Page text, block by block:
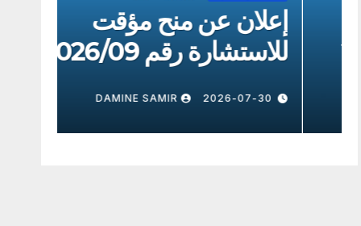
إعلان عن منح مؤقت
للاستشارة رقم 2026/8
2026-07-30
DAMINE SAMIR